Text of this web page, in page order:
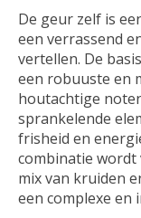
De geur zelf is
een verrassend
vertellen. De
een robuuste en
houtachtige
sprankelende
frisheid en
combinatie
mix van kruiden
een complexe en